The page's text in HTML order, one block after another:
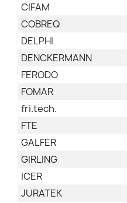
CIFAM
COBREQ
DELPHI
DENCKERMANN
FERODO
FOMAR
fri.tech.
FTE
GALFER
GIRLING
ICER
JURATEK